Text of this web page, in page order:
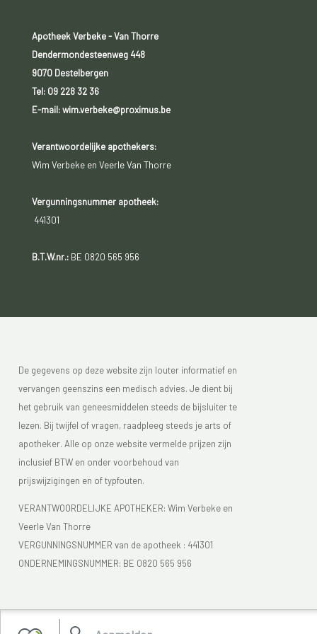
Apotheek Verbeke - Van Thorre
Dendermondesteenweg 448
9070 Destelbergen
Tel: 09 228 32 36
E-mail: wim.verbeke@proximus.be
Verantwoordelijke apothekers:
Wim Verbeke en Veerle Van Thorre
Vergunningsnummer apotheek:
441301
B.T.W.nr.:BE 0820 565 956
De gegevens op deze website zijn louter informatief en
vervangen geenszins een medisch advies. Je dient bij
het gebruik van geneesmiddelen steeds de bijsluiter te
lezen. Bij twijfel of vragen, raadpleeg steeds je arts of
apotheker. Alle op onze website vermelde prijzen zijn
inclusief BTW en onder voorbehoud van
prijswijzigingen en of typfouten.
VERANTWOORDELIJKE APOTHEKER: Wim Verbeke en
Veerle Van Thorre
VERGUNNINGSNUMMER van de apotheek : 441301
ONDERNEMINGSNUMMER: BE 0820 565 956
Je vindt Apotheek Verbeke - Van Thorre in de FAGG lijst